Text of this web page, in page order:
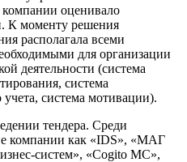
оценивало
К моменту решения
располагала всеми
для организации
деятельности (система
система
учета, система мотивации).
тендера. Среди
компании как «IDS», «МАГ
систем», «Cogito MC»,